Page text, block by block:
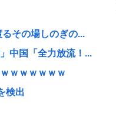
るその場しのぎの...
中国「全力放流！...
ｗｗｗｗｗｗ
検出